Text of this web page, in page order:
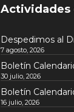
Actividades
Despedimos al
7 agosto, 2026
Boletín
30 julio, 2026
Boletín
16 julio, 2026